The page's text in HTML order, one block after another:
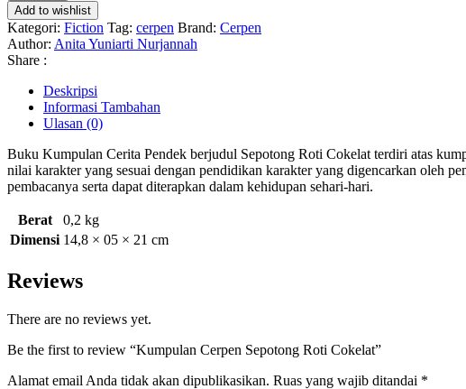
Add to wishlist
Kategori: Fiction Tag: cerpen Brand: Cerpen
Author: Anita Yuniarti Nurjannah
Share :
Deskripsi
Informasi Tambahan
Ulasan (0)
Buku Kumpulan Cerita Pendek berjudul Sepotong Roti Cokelat terdiri atas
nilai karakter yang sesuai dengan pendidikan karakter yang digencarkan oleh
pembacanya serta dapat diterapkan dalam kehidupan sehari-hari.
Berat
0,2 kg
Dimensi 14,8 × 05 × 21 cm
Reviews
There are no reviews yet.
Be the first to review “Kumpulan Cerpen Sepotong Roti Cokelat”
Alamat email Anda tidak akan dipublikasikan. Ruas yang wajib ditandai *